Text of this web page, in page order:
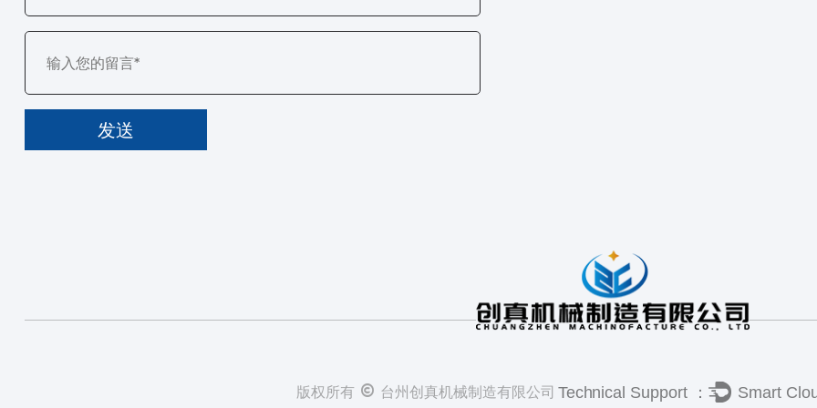
版权所有 © 台州创真机械制造有限公司